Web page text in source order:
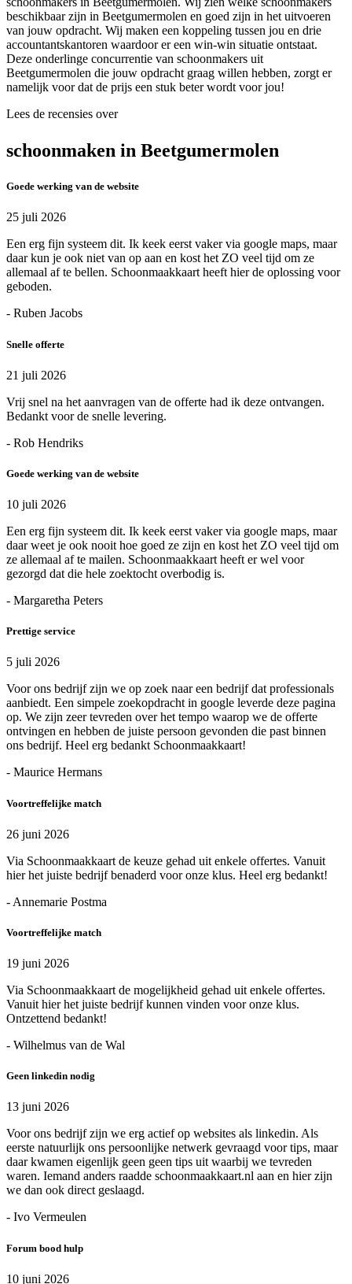
beschikbaar zijn in Beetgumermolen en goed zijn in het uitvoeren
van jouw opdracht. Wij maken een koppeling tussen jou en drie
accountantskantoren waardoor er een win-win situatie ontstaat.
Deze onderlinge concurrentie van schoonmakers uit
Beetgumermolen die jouw opdracht graag willen hebben, zorgt er
namelijk voor dat de prijs een stuk beter wordt voor jou!
Lees de recensies over
schoonmaken in Beetgumermolen
Goede werking van de website
25 juli 2026
Een erg fijn systeem dit. Ik keek eerst vaker via google maps, maar
daar kun je ook niet van op aan en kost het ZO veel tijd om ze
allemaal af te bellen. Schoonmaakkaart heeft hier de oplossing voor
geboden.
- Ruben Jacobs
Snelle offerte
21 juli 2026
Vrij snel na het aanvragen van de offerte had ik deze ontvangen.
Bedankt voor de snelle levering.
- Rob Hendriks
Goede werking van de website
10 juli 2026
Een erg fijn systeem dit. Ik keek eerst vaker via google maps, maar
daar weet je ook nooit hoe goed ze zijn en kost het ZO veel tijd om
ze allemaal af te mailen. Schoonmaakkaart heeft er wel voor
gezorgd dat die hele zoektocht overbodig is.
- Margaretha Peters
Prettige service
5 juli 2026
Voor ons bedrijf zijn we op zoek naar een bedrijf dat professionals
aanbiedt. Een simpele zoekopdracht in google leverde deze pagina
op. We zijn zeer tevreden over het tempo waarop we de offerte
ontvingen en hebben de juiste persoon gevonden die past binnen
ons bedrijf. Heel erg bedankt Schoonmaakkaart!
- Maurice Hermans
Voortreffelijke match
26 juni 2026
Via Schoonmaakkaart de keuze gehad uit enkele offertes. Vanuit
hier het juiste bedrijf benaderd voor onze klus. Heel erg bedankt!
- Annemarie Postma
Voortreffelijke match
19 juni 2026
Via Schoonmaakkaart de mogelijkheid gehad uit enkele offertes.
Vanuit hier het juiste bedrijf kunnen vinden voor onze klus.
Ontzettend bedankt!
- Wilhelmus van de Wal
Geen linkedin nodig
13 juni 2026
Voor ons bedrijf zijn we erg actief op websites als linkedin. Als
eerste natuurlijk ons persoonlijke netwerk gevraagd voor tips, maar
daar kwamen eigenlijk geen geen tips uit waarbij we tevreden
waren. Iemand anders raadde schoonmaakkaart.nl aan en hier zijn
we dan ook direct geslaagd.
- Ivo Vermeulen
Forum bood hulp
10 juni 2026